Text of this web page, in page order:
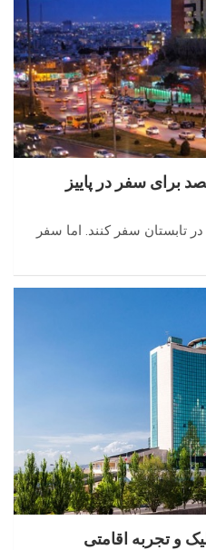
برای سفر در پاییز
تابستان سفر کنند. اما سفر
و تجربه اقامتی